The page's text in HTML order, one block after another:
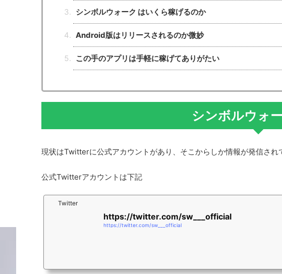
シンボルウォーク はいくら稼げるのか
Android版はリリースされるのか微妙
この手のアプリは手軽に稼げてありがたい
シンボルウォ
現状はTwitterに公式アカウントがあり、そこからしか情報が発信され
公式Twitterアカウントは下記
Twitter
https://twitter.com/sw___official
https://twitter.com/sw___official